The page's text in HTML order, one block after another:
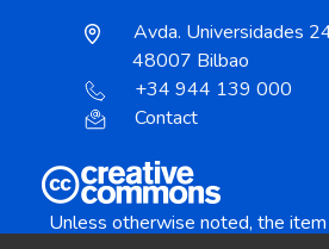
Avda. Universidades
48007 Bilbao
+34 944 139 000
Contact
Unless otherwise noted, the